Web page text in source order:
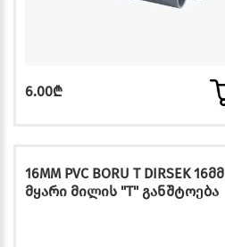
6.00₾
16MM PVC BORU T DIRSEK 16მმ
მყარი მილის "T" განშტოება